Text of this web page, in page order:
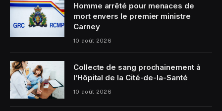
Homme arrêté pour menaces de
mort envers le premier ministre
Carney
10 août 2026
Collecte de sang prochainement à
l’Hôpital de la Cité-de-la-Santé
10 août 2026